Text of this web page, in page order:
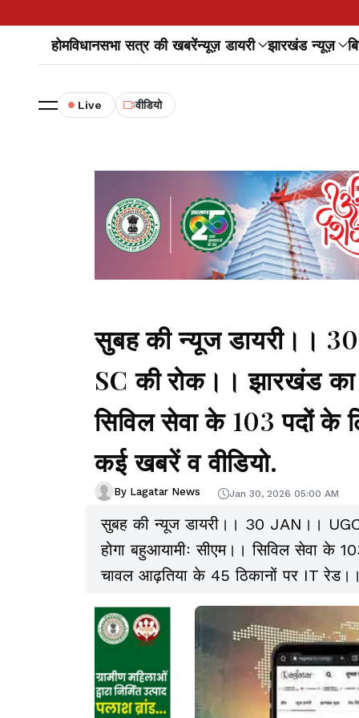
होमविधानसभा सत्र की खबरेंन्यूज़ डायरी झारखंड न्यूज़
Live वीडियो
सुबह की न्यूज डायरी।।
SC की रोक।। झारखंड का
सिविल सेवा के 103 पदों के
कई खबरें व वीडियो.
By Lagatar News Jan 30, 2026 05:00 AM
सुबह की न्यूज डायरी।। 30 JAN।।
होगा बहुआयामीः सीएम।। सिविल सेवा के
चावल आढ़तिया के 45 ठिकानों पर IT